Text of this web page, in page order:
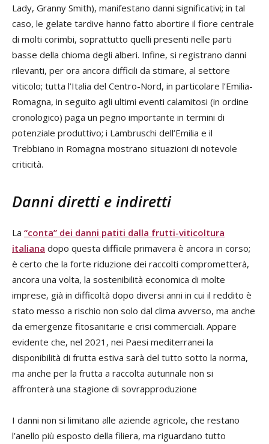
Lady, Granny Smith), manifestano danni significativi; in tal
caso, le gelate tardive hanno fatto abortire il fiore centrale
di molti corimbi, soprattutto quelli presenti nelle parti
basse della chioma degli alberi. Infine, si registrano danni
rilevanti, per ora ancora difficili da stimare, al settore
viticolo; tutta l’Italia del Centro-Nord, in particolare l’Emilia-
Romagna, in seguito agli ultimi eventi calamitosi (in ordine
cronologico) paga un pegno importante in termini di
potenziale produttivo; i Lambruschi dell’Emilia e il
Trebbiano in Romagna mostrano situazioni di notevole
criticità.
Danni diretti e indiretti
La “conta” dei danni patiti dalla frutti-viticoltura
italiana dopo questa difficile primavera è ancora in corso;
è certo che la forte riduzione dei raccolti comprometterà,
ancora una volta, la sostenibilità economica di molte
imprese, già in difficoltà dopo diversi anni in cui il reddito è
stato messo a rischio non solo dal clima avverso, ma anche
da emergenze fitosanitarie e crisi commerciali. Appare
evidente che, nel 2021, nei Paesi mediterranei la
disponibilità di frutta estiva sarà del tutto sotto la norma,
ma anche per la frutta a raccolta autunnale non si
affronterà una stagione di sovrapproduzione
I danni non si limitano alle aziende agricole, che restano
l’anello più esposto della filiera, ma riguardano tutto